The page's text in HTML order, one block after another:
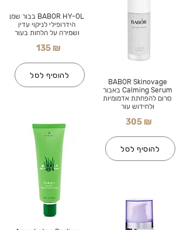
BABOR HY-OL בבור שמן
הידרופילי לניקוי עדין
ושמירה על הלחות בעור
135 ₪
להוסיף לסל
BABOR Skinovage
Calming Serum באבור
סרום להפחתת אדמומיות
ולחידוש עור
305 ₪
להוסיף לסל